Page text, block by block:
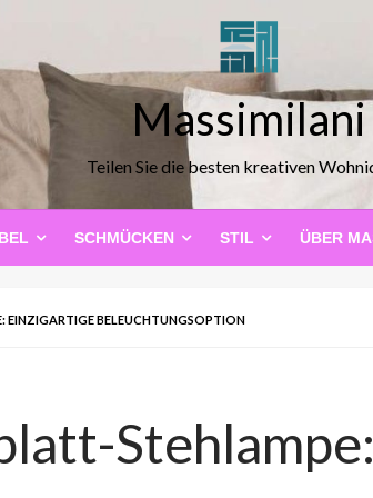
Massimilani
Teilen Sie die besten kreativen
SCHMÜCKEN STIL ÜBER
EINZIGARTIGE BELEUCHTUNGSOPTION
Stehlampe: